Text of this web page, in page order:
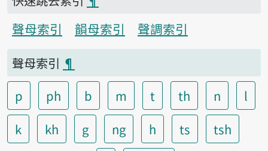
聲母索引
韻母索引
聲調索引
聲母索引 ¶
p
ph b m t th n
l
k
kh g ng h ts
tsh